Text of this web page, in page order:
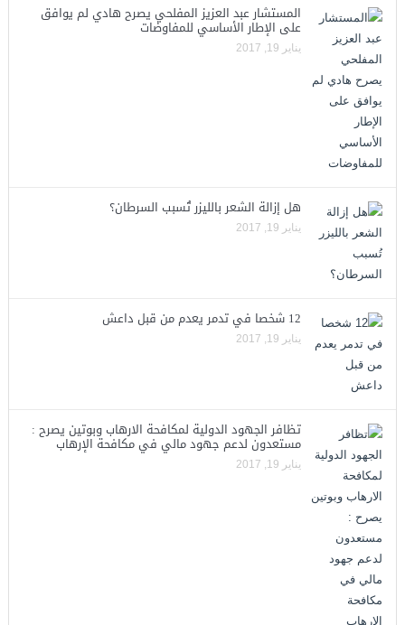
المستشار عبد العزيز المفلحي يصرح هادي لم يوافق
على الإطار الأساسي للمفاوضات
يناير 19, 2017
هل إزالة الشعر بالليزر تُسبب السرطان؟
يناير 19, 2017
12 شخصا في تدمر يعدم من قبل داعش
يناير 19, 2017
تظافر الجهود الدولية لمكافحة الارهاب وبوتين يصرح :
مستعدون لدعم جهود مالي في مكافحة الإرهاب
يناير 19, 2017